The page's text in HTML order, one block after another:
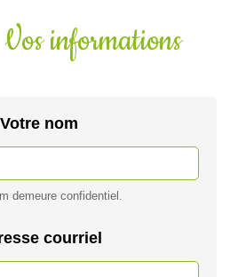
informations
Votre nom
demeure confidentiel.
courriel